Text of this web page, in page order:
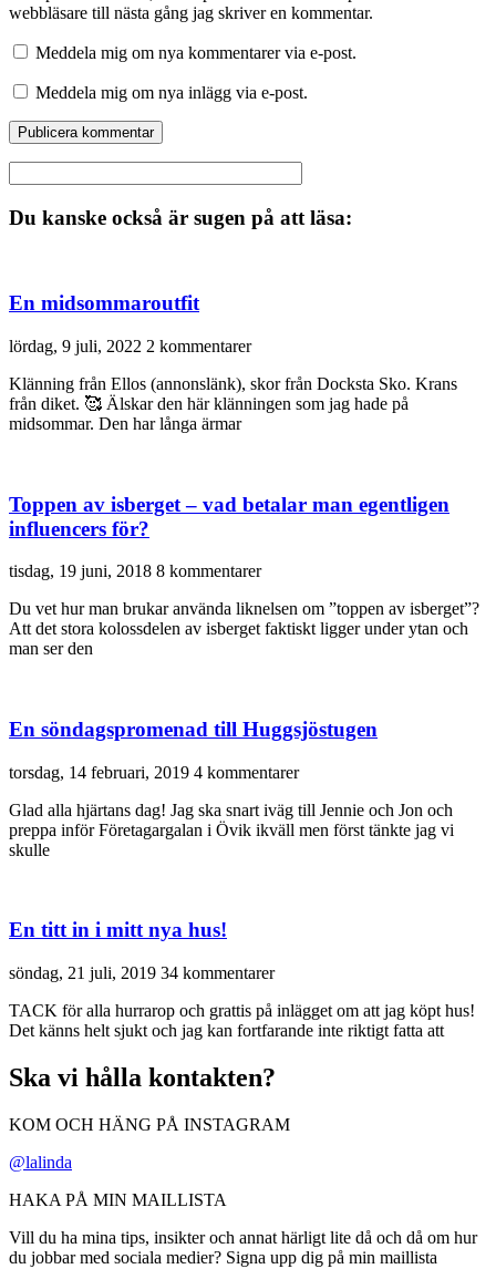
webbläsare till nästa gång jag skriver en kommentar.
Meddela mig om nya kommentarer via e-post.
Meddela mig om nya inlägg via e-post.
Du kanske också är sugen på att läsa:
En midsommaroutfit
lördag, 9 juli, 2022 2 kommentarer
Klänning från Ellos (annonslänk), skor från Docksta Sko. Krans
från diket. 🥰 Älskar den här klänningen som jag hade på
midsommar. Den har långa ärmar
Toppen av isberget – vad betalar man egentligen
influencers för?
tisdag, 19 juni, 2018 8 kommentarer
Du vet hur man brukar använda liknelsen om ”toppen av isberget”?
Att det stora kolossdelen av isberget faktiskt ligger under ytan och
man ser den
En söndagspromenad till Huggsjöstugen
torsdag, 14 februari, 2019 4 kommentarer
Glad alla hjärtans dag! Jag ska snart iväg till Jennie och Jon och
preppa inför Företagargalan i Övik ikväll men först tänkte jag vi
skulle
En titt in i mitt nya hus!
söndag, 21 juli, 2019 34 kommentarer
TACK för alla hurrarop och grattis på inlägget om att jag köpt hus!
Det känns helt sjukt och jag kan fortfarande inte riktigt fatta att
Ska vi hålla kontakten?
KOM OCH HÄNG PÅ INSTAGRAM
@lalinda
HAKA PÅ MIN MAILLISTA
Vill du ha mina tips, insikter och annat härligt lite då och då om hur
du jobbar med sociala medier? Signa upp dig på min maillista